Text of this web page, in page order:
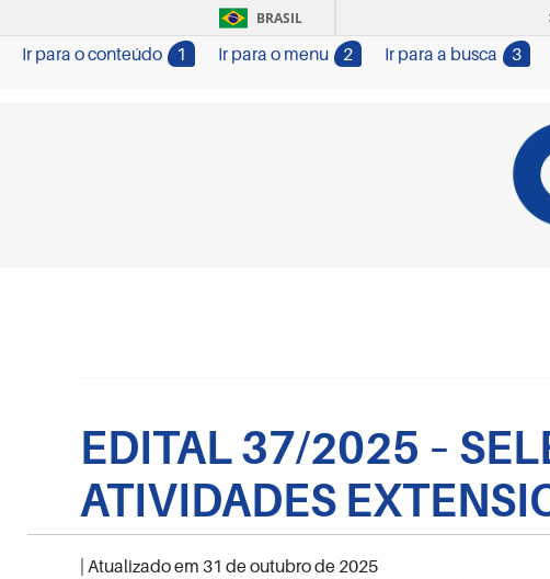
BRASIL
Ir para o conteúdo 1 Ir para o menu 2 Ir para a busca 3
EDITAL 37/2025 –
ATIVIDADES
| Atualizado em 31 de outubro de 2025